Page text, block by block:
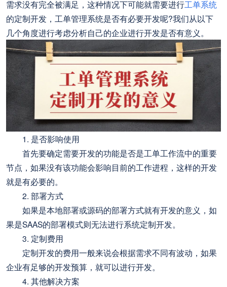
需求没有完全被满足，这种情况下可能就需要进行工单系统
的定制开发，工单管理系统是否有必要开发呢?我们从以下
几个角度进行考虑分析自己的企业进行开发是否有意义。
1. 是否影响使用
首先要确定需要开发的功能是否是工单工作流中的重要
节点，如果没有该功能会影响目前的工作进程，这样的开发
就是有必要的。
2. 部署方式
如果是本地部署或源码的部署方式就有开发的意义，如
果是SAAS的部署模式则无法进行系统定制开发。
3. 定制费用
定制开发的费用一般来说会根据需求不同有波动，如果
企业有足够的开发预算，就可以进行开发。
4. 其他解决方案